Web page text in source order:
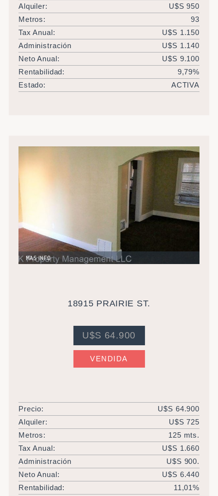
Alquiler:
U$S 950
Metros:
93
Tax Anual:
U$S 1.150
Administración
U$S 1.140
Neto Anual:
U$S 9.100
Rentabilidad:
9,79%
Estado:
ACTIVA
MAS INFO
18915 PRAIRIE ST.
U$S 64.900
VENDIDA
Precio:
U$S 64.900
Alquiler:
U$S 725
Metros:
125 mts.
Tax Anual:
U$S 1.660
Administración
U$S 900.
Neto Anual:
U$S 6.440
Rentabilidad:
11,01%